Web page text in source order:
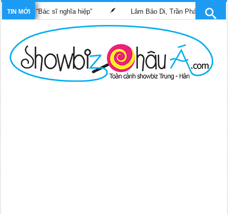
TIN MỚI“Bác sĩ nghĩa hiệp” Lâm Bảo Di, Trần Pháp Dung tái